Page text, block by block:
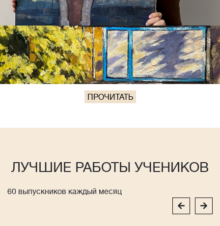
ПРОЧИТАТЬ
ЛУЧШИЕ РАБОТЫ УЧЕНИКОВ
60 выпускников каждый месяц